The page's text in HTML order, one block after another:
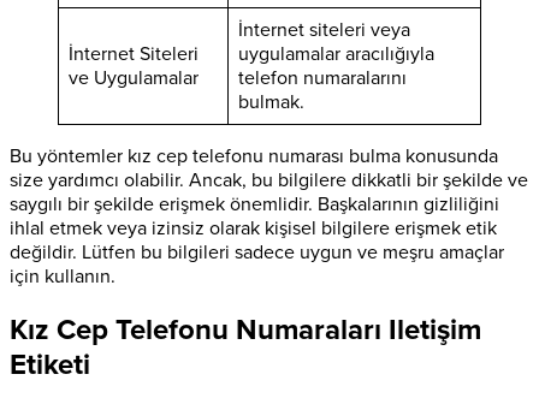
İnternet Siteleri
ve Uygulamalar
İnternet siteleri veya
uygulamalar aracılığıyla
telefon numaralarını
bulmak.
Bu yöntemler kız cep telefonu numarası bulma konusunda
size yardımcı olabilir. Ancak, bu bilgilere dikkatli bir şekilde ve
saygılı bir şekilde erişmek önemlidir. Başkalarının gizliliğini
ihlal etmek veya izinsiz olarak kişisel bilgilere erişmek etik
değildir. Lütfen bu bilgileri sadece uygun ve meşru amaçlar
için kullanın.
Kız Cep Telefonu Numaraları Iletişim
Etiketi